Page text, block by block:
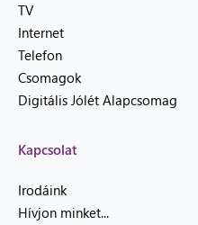
TV
Internet
Telefon
Csomagok
Digitális Jólét Alapcsomag
Kapcsolat
Irodáink
Hívjon minket...